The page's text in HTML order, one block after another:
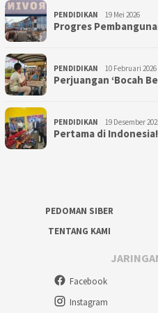
PENDIDIKAN 19 Mei 2026
Progres
PENDIDIKAN 10 Februari 2026
Perjuangan ‘Bocah
PENDIDIKAN 19 Desember
Pertama di
PEDOMAN SIBER
TENTANG KAMI
Facebook
Instagram